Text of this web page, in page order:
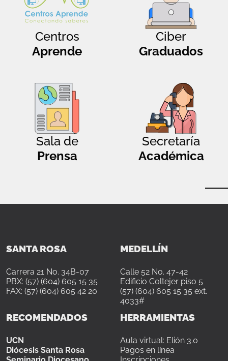
Centros
Aprende
Ciber
Graduados
Sala de
Prensa
Secretaría
Académica
SANTA ROSA
Carrera 21 No. 34B-07
PBX: (57) (604) 605 15 35
FAX: (57) (604) 605 42 20
MEDELLÍN
Calle 52 No. 47-42
Edificio Coltejer piso 5
(57) (604) 605 15 35 ext.
4033#
RECOMENDADOS
UCN
Diócesis Santa Rosa
HERRAMIENTAS
Aula virtual: Elión 3.0
Pagos en línea